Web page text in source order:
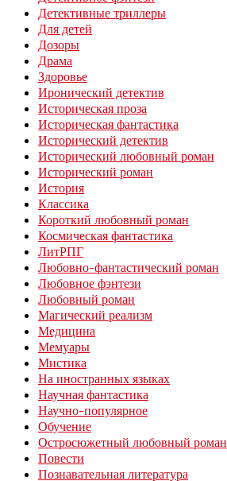
Детективные триллеры
Для детей
Дозоры
Драма
Здоровье
Иронический детектив
Историческая проза
Историческая фантастика
Исторический детектив
Исторический любовный роман
Исторический роман
История
Классика
Короткий любовный роман
Космическая фантастика
ЛитРПГ
Любовно-фантастический роман
Любовное фэнтези
Любовный роман
Магический реализм
Медицина
Мемуары
Мистика
На иностранных языках
Научная фантастика
Научно-популярное
Обучение
Остросюжетный любовный роман
Повести
Познавательная литература